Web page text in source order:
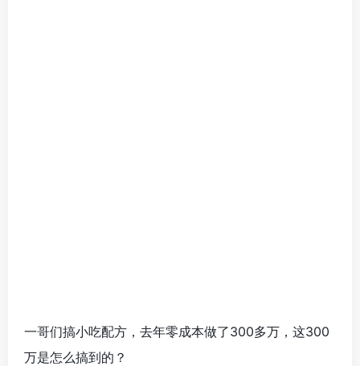
一哥们搞小吃配方，去年零成本做了300多万，这300
万是怎么搞到的？